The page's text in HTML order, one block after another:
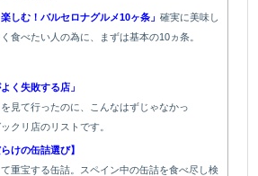
楽しむ！バルセロナグルメ10ヶ条」確実に美味し
食べたい人の為に、まずは基本の10ヵ条。
く失敗する店」
見て行ったのに、こんなはずじゃなかっ
クリ店のリストです。
けの缶詰選び】
重宝する缶詰。スペイン中の缶詰を食べ尽し検